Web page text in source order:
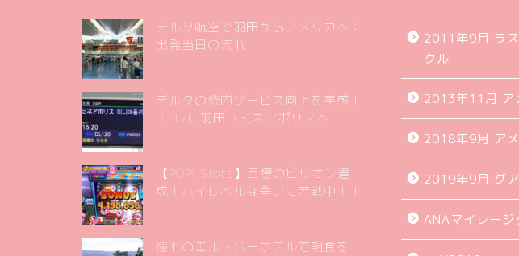
デルタ航空で羽田からアメリカへ：
出発当日の流れ
デルタの機内サービス向上を実感！
DL120 羽田→ミネアポリスへ
【POP! Slots】目標のビリオン達
成！ハイレベルな争いに苦戦中！！
憧れのエルトバーホテルで朝食を
2011年9月 ラ
クル
2013年11月 ア
2018年9月 ア
2019年9月 グ
ANAマイレージ